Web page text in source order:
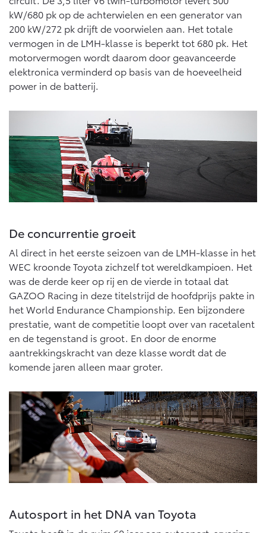
bZ4X
BATTERIJ-ELEKTRISCH
Vanaf € 39.995,-
bZ4X Touring
BATTERIJ-ELEKTRISCH
Vanaf € 48.995,-
Mirai
WATERSTOF-ELEKTRISCH
Proace City (excl. BTW)
OOK ALS BATTERIJ-
ELEKTRISCH
Proace (excl. BTW)
OOK ALS BATTERIJ-
ELEKTRISCH
Proace Verso
BATTERIJ-ELEKTRISCH
Proace Max (excl. BTW)
OOK ALS BATTERIJ-
ELEKTRISCH
Vanaf € 46.301,-
Hilux (excl. BTW)
OOK ALS BATTERIJ-
ELEKTRISCH
Vanaf € 56.570,-
Navigatie updates
kW/680 pk op de achterwielen en een generator van
200 kW/272 pk drijft de voorwielen aan. Het totale
vermogen in de LMH-klasse is beperkt tot 680 pk. Het
motorvermogen wordt daarom door geavanceerde
elektronica verminderd op basis van de hoeveelheid
power in de batterij.
De concurrentie groeit
Al direct in het eerste seizoen van de LMH-klasse in het
WEC kroonde Toyota zichzelf tot wereldkampioen. Het
was de derde keer op rij en de vierde in totaal dat
GAZOO Racing in deze titelstrijd de hoofdprijs pakte in
het World Endurance Championship. Een bijzondere
prestatie, want de competitie loopt over van racetalent
en de tegenstand is groot. En door de enorme
aantrekkingskracht van deze klasse wordt dat de
komende jaren alleen maar groter.
Autosport in het DNA van Toyota